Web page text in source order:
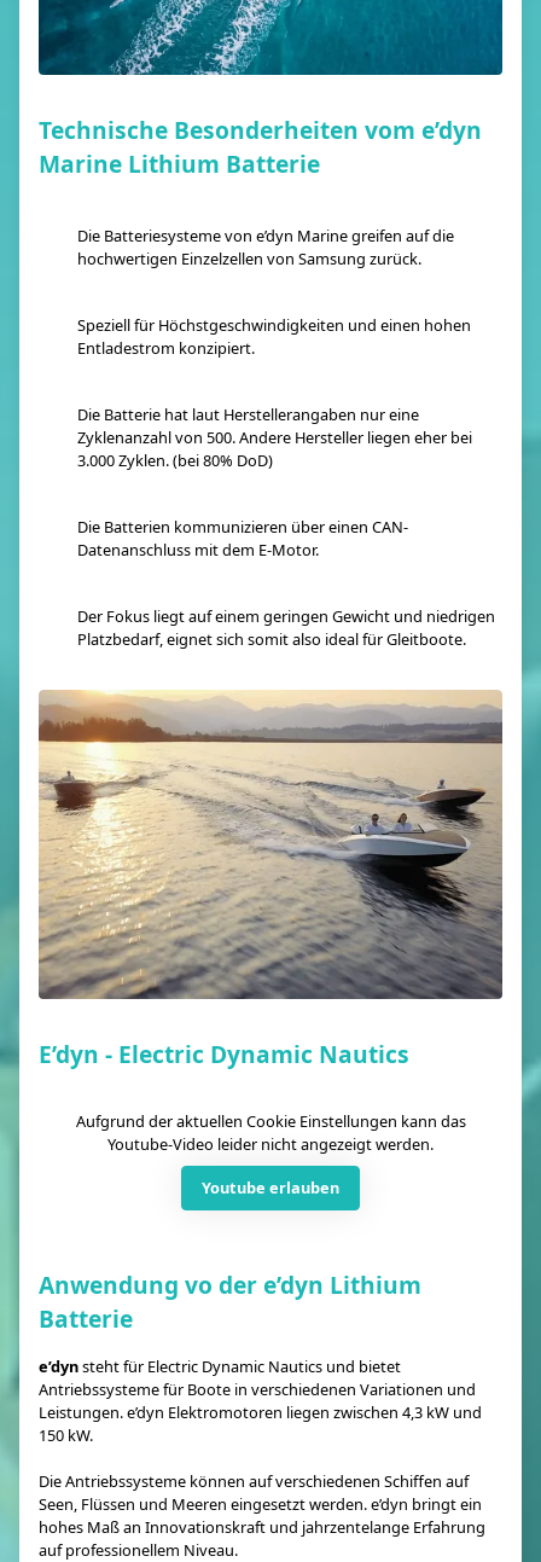
Technische Besonderheiten vom e’dyn
Marine Lithium Batterie
Die Batteriesysteme von e’dyn Marine greifen auf die
hochwertigen Einzelzellen von Samsung zurück.
Speziell für Höchstgeschwindigkeiten und einen hohen
Entladestrom konzipiert.
Die Batterie hat laut Herstellerangaben nur eine
Zyklenanzahl von 500. Andere Hersteller liegen eher bei
3.000 Zyklen. (bei 80% DoD)
Die Batterien kommunizieren über einen CAN-
Datenanschluss mit dem E-Motor.
Der Fokus liegt auf einem geringen Gewicht und niedrigen
Platzbedarf, eignet sich somit also ideal für Gleitboote.
E’dyn - Electric Dynamic Nautics
Aufgrund der aktuellen Cookie Einstellungen kann das
Youtube-Video leider nicht angezeigt werden.
Youtube erlauben
Anwendung vo der e’dyn Lithium
Batterie
e’dynsteht für Electric Dynamic Nautics und bietet
Antriebssysteme für Boote in verschiedenen Variationen und
Leistungen. e’dyn Elektromotoren liegen zwischen 4,3 kW und
150 kW.
Die Antriebssysteme können auf verschiedenen Schiffen auf
Seen, Flüssen und Meeren eingesetzt werden. e’dyn bringt ein
hohes Maß an Innovationskraft und jahrzentelange Erfahrung
auf professionellem Niveau.